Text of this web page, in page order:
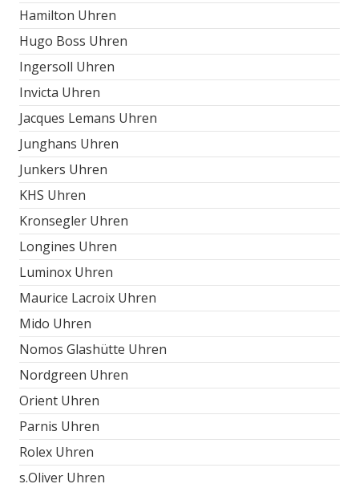
Hamilton Uhren
Hugo Boss Uhren
Ingersoll Uhren
Invicta Uhren
Jacques Lemans Uhren
Junghans Uhren
Junkers Uhren
KHS Uhren
Kronsegler Uhren
Longines Uhren
Luminox Uhren
Maurice Lacroix Uhren
Mido Uhren
Nomos Glashütte Uhren
Nordgreen Uhren
Orient Uhren
Parnis Uhren
Rolex Uhren
s.Oliver Uhren